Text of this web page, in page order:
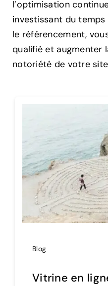
l’optimisation
investissant du
le référencement,
qualifié et augmenter
notoriété de votre
Blog
Vitrine en